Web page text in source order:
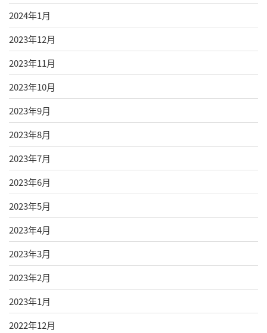
2024年1月
2023年12月
2023年11月
2023年10月
2023年9月
2023年8月
2023年7月
2023年6月
2023年5月
2023年4月
2023年3月
2023年2月
2023年1月
2022年12月